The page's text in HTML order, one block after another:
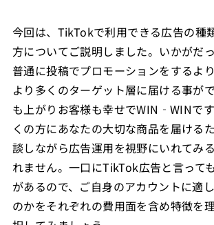
今回は、TikTokで利用できる広告の種
方についてご説明しました。いかがだ
普通に投稿でプロモーションをするよ
より多くのターゲット層に届ける事が
も上がりお客様も幸せでWIN‐WINで
くの方にあなたの大切な商品を届ける
談しながら広告運用を視野にいれてみ
れません。一口にTikTok広告と言って
があるので、ご自身のアカウントに適
のかをそれぞれの費用面を含め特徴を